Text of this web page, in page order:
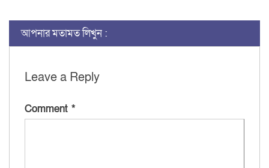
আপনার মতামত লিখুন :
Leave a Reply
Comment *